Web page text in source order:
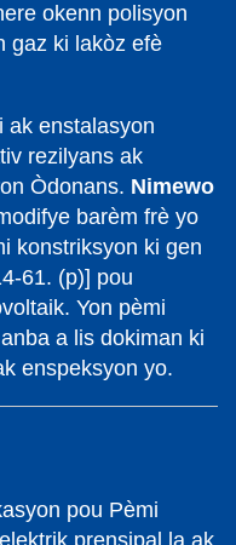
okenn polisyon
gaz ki lakòz efè
ak enstalasyon
rezilyans ak
Òdonans. Nimewo
barèm frè yo
konstriksyon ki gen
61. (p)] pou
Yon pèmi
a lis dokiman ki
enspeksyon yo.
pou Pèmi